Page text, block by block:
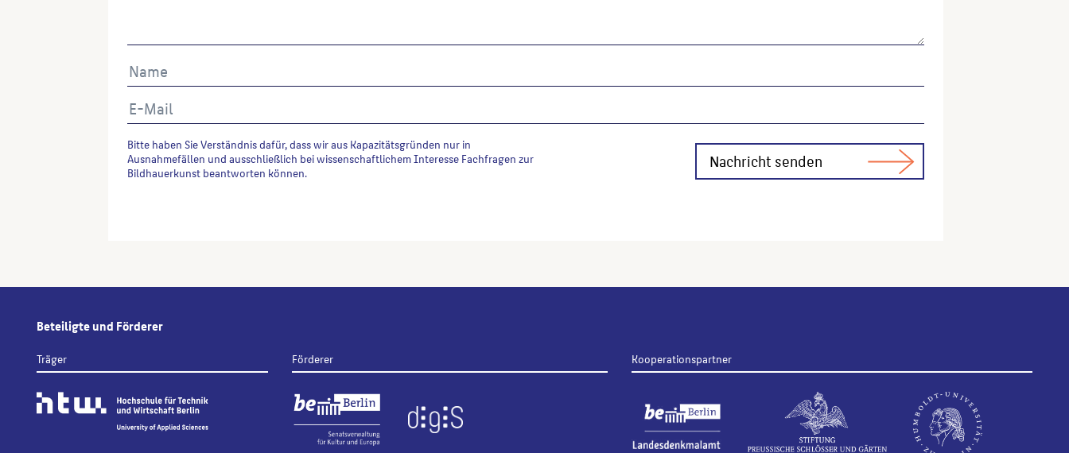
Bitte haben Sie Verständnis dafür, dass wir aus Kapazitätsgründen nur in
Ausnahmefällen und ausschließlich bei wissenschaftlichem Interesse Fachfragen zur
Bildhauerkunst beantworten können.
Beteiligte und Förderer
Träger Förderer Kooperationspartner